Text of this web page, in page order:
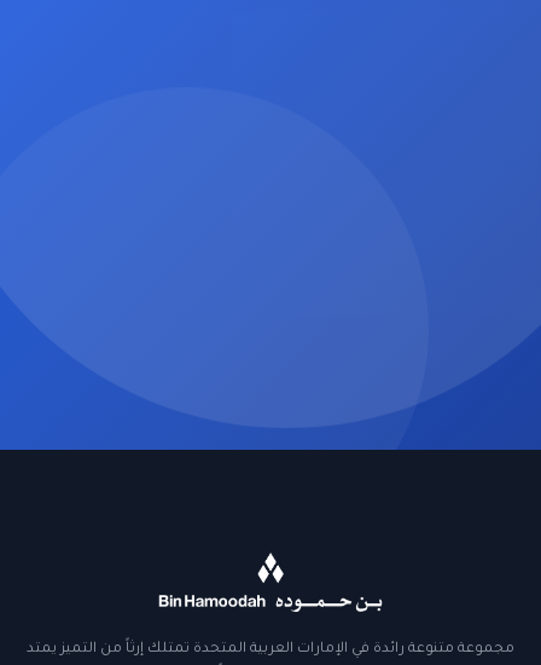
مجموعة متنوعة رائدة في الإمارات العربية المتحدة تمتلك إرثاً من التميز يمتد